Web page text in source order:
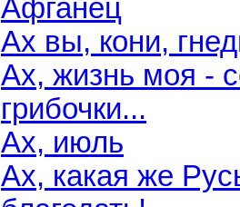
Афганец
Ах вы, кони,
Ах, жизнь моя -
грибочки...
Ах, июль
Ах, какая же